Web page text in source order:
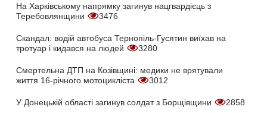
На Харківському напрямку загинув нацгвардієць з
Теребовлянщини
3476
Скандал: водій автобуса Тернопіль-Гусятин виїхав на
тротуар і кидався на людей
3280
Смертельна ДТП на Козівщині: медики не врятували
життя 16-річного мотоцикліста
3012
У Донецькій області загинув солдат з Борщівщини 2858